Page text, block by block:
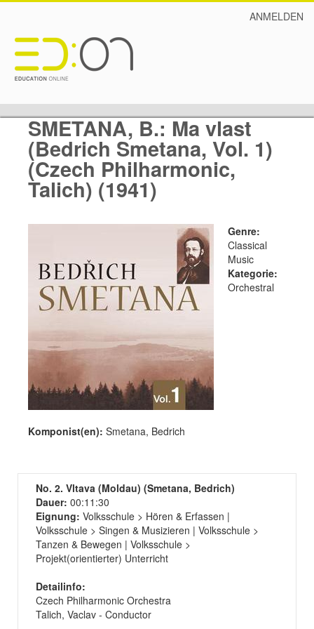
ANMELDEN
SMETANA, B.: Ma vlast
(Bedrich Smetana, Vol. 1)
(Czech Philharmonic,
Talich) (1941)
Genre:
Classical
Music
Kategorie:
Orchestral
Komponist(en): Smetana, Bedrich
No. 2. Vltava (Moldau) (Smetana, Bedrich)
Dauer: 00:11:30
Eignung: Volksschule > Hören & Erfassen |
Volksschule > Singen & Musizieren | Volksschule >
Tanzen & Bewegen | Volksschule >
Projekt(orientierter) Unterricht
Detailinfo:
Czech Philharmonic Orchestra
Talich, Vaclav - Conductor